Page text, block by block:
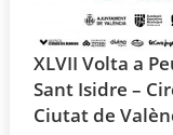
XLVII Volta a
Sant Isidre –
Ciutat de